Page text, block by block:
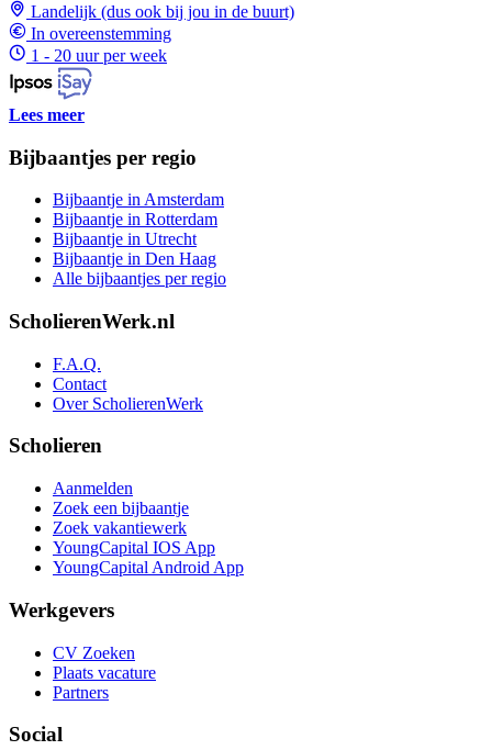
Landelijk (dus ook bij jou in de buurt)
In overeenstemming
1 - 20 uur per week
Lees meer
Bijbaantjes per regio
Bijbaantje in Amsterdam
Bijbaantje in Rotterdam
Bijbaantje in Utrecht
Bijbaantje in Den Haag
Alle bijbaantjes per regio
ScholierenWerk.nl
F.A.Q.
Contact
Over ScholierenWerk
Scholieren
Aanmelden
Zoek een bijbaantje
Zoek vakantiewerk
YoungCapital IOS App
YoungCapital Android App
Werkgevers
CV Zoeken
Plaats vacature
Partners
Social